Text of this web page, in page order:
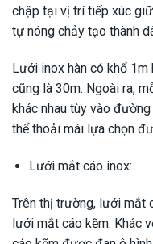
chập tại vị trí tiếp xúc
tự nóng chảy tạo thành
Lưới inox hàn có khổ 1m
cũng là 30m. Ngoài ra,
khác nhau tùy vào
thể thoải mái lựa chọn
Lưới mắt cáo inox:
Trên thị trường, lưới mắt
lưới mắt cáo kẽm. Khác